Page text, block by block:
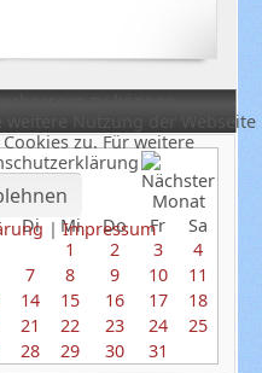
Di Mi Do Fr
Sa
1
2 3
4
7 8 9 10
11
14 15 16 17
18
21 22 23 24
25
28 29 30 31
zu können,
Nutzung der Webseite
zu. Für weitere
|Impressum